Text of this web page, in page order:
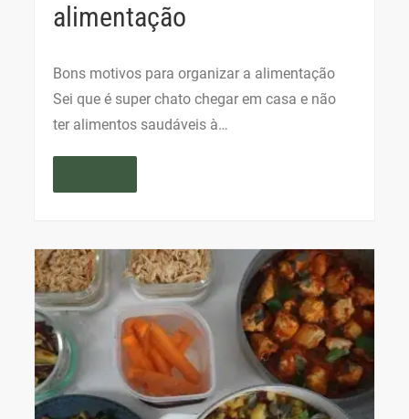
alimentação
Bons motivos para organizar a alimentação
Sei que é super chato chegar em casa e não
ter alimentos saudáveis à…